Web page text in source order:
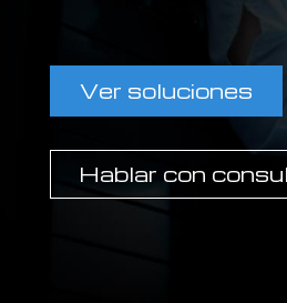
Ver soluciones
Hablar con